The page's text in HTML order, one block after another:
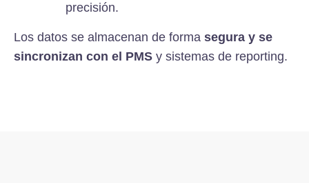
precisión.
Los datos se almacenan de forma segura y se
sincronizan con el PMS y sistemas de reporting.